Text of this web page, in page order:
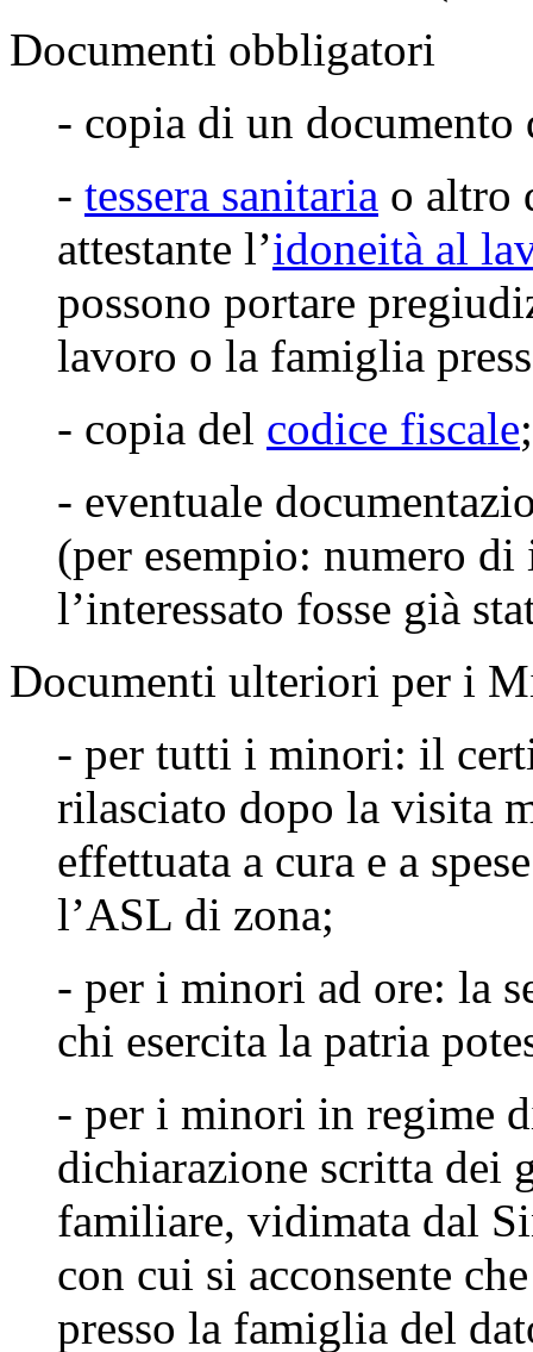
Documenti obbligatori
- copia di un
- tessera sanitaria o altro
attestante l’idoneità al
possono portare
lavoro o la famiglia
- copia del codice fiscale;
- eventuale
(per esempio: numero
l’interessato fosse già
Documenti ulteriori per i
- per tutti i minori: il
rilasciato dopo la visita
effettuata a cura e a
l’ASL di zona;
- per i minori ad ore: la
chi esercita la patria
- per i minori in regime
dichiarazione scritta dei
familiare, vidimata dal
con cui si acconsente
presso la famiglia del